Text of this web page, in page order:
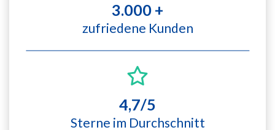
3.000 +
zufriedene Kunden
4,7/5
Sterne im Durchschnitt